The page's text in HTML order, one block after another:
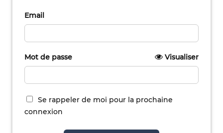
Email
Mot de passe Visualiser
Se rappeler de moi pour la prochaine
connexion